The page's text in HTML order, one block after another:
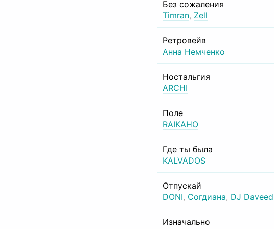
Без сожаления
Timran, Zell
Ретровейв
Анна Немченко
Ностальгия
ARCHI
Поле
RAIKAHO
Где ты была
KALVADOS
Отпускай
DONI, Согдиана, DJ Daveed
Изначально